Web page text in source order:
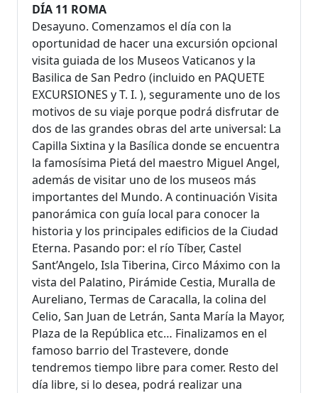
DÍA 11 ROMA
Desayuno. Comenzamos el día con la
oportunidad de hacer una excursión opcional
visita guiada de los Museos Vaticanos y la
Basilica de San Pedro (incluido en PAQUETE
EXCURSIONES y T. I. ), seguramente uno de los
motivos de su viaje porque podrá disfrutar de
dos de las grandes obras del arte universal: La
Capilla Sixtina y la Basílica donde se encuentra
la famosísima Pietá del maestro Miguel Angel,
además de visitar uno de los museos más
importantes del Mundo. A continuación Visita
panorámica con guía local para conocer la
historia y los principales edificios de la Ciudad
Eterna. Pasando por: el río Tíber, Castel
Sant’Angelo, Isla Tiberina, Circo Máximo con la
vista del Palatino, Pirámide Cestia, Muralla de
Aureliano, Termas de Caracalla, la colina del
Celio, San Juan de Letrán, Santa María la Mayor,
Plaza de la República etc… Finalizamos en el
famoso barrio del Trastevere, donde
tendremos tiempo libre para comer. Resto del
día libre, si lo desea, podrá realizar una